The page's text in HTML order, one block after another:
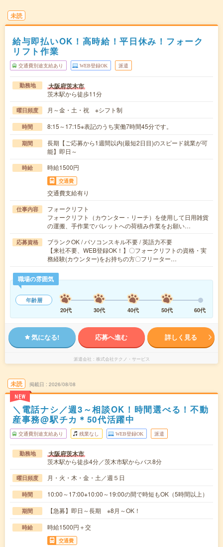
未読
給与即払いOK！高時給！平日休み！フォーク
リフト作業
交通費別途支給あり WEB登録OK 派遣
勤務地 大阪府茨木市
茨木駅から徒歩11分
曜日頻度 月～金・土・祝 ※シフト制
時間 8:15～17:15※表記のうち実働7時間45分です。
期間
長期【ご応募から1週間以内(最短2日目)のスピード就業が可
能】即日～
時給 時給1500円
交通費
交通費支給有り
仕事内容
フォークリフト
フォークリフト（カウンター・リーチ）を使用して日用雑貨
の運搬、手作業でパレットへの荷積み作業をお願い…
応募資格
ブランクOK / パソコンスキル不要 / 英語力不要
【来社不要、WEB登録OK！】〇フォークリフトの資格・実
務経験(カウンター)をお持ちの方〇フリーター…
職場の雰囲気
年齢層
20代
30代 40代 50代 60代
気になる! 応募へ進む 詳しく見る
派遣会社 株式会社テクノ・サービス
未読
NEW
掲載日 2026/08/08
＼電話ナシ／週3～相談OK！時間選べる！不動
産事務@駅チカ＊50代活躍中
交通費別途支給あり 残業なし WEB登録OK 派遣
勤務地 大阪府茨木市
茨木駅から徒歩4分／茨木市駅からバス8分
曜日頻度 月・火・木・金・土／週５日
時間 10:00～17:00※10:00～19:00の間で時短もOK（5時間以上）
期間 【急募】即日～長期 ※8月～OK！
時給 時給1500円＋交
交通費